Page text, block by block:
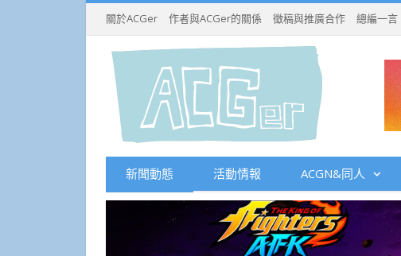
關於ACGer 作者與ACGer的關係 徵稿與推廣合作 總編一言
新聞動態 活動情報 ACGN&同人